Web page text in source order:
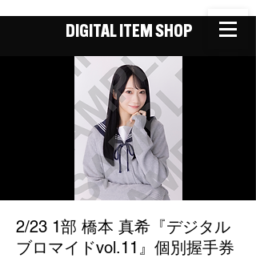
DIGITAL ITEM SHOP
2/23 1部 橋本 真希『デジタル
ブロマイドvol.11』個別握手券